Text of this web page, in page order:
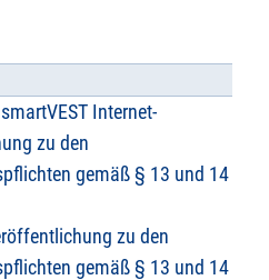
Internet-
zu den
gemäß § 13 und 14
zu den
gemäß § 13 und 14